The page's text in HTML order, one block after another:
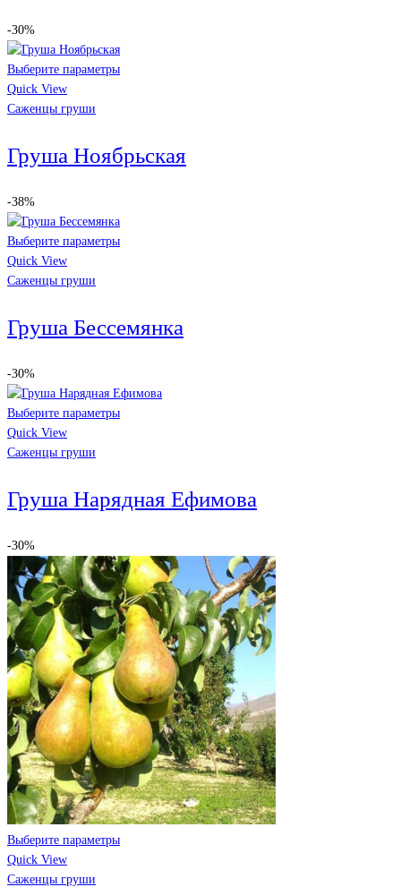
-30%
Выберите параметры
Quick View
Саженцы груши
Груша Ноябрьская
-38%
Выберите параметры
Quick View
Саженцы груши
Груша Бессемянка
-30%
Выберите параметры
Quick View
Саженцы груши
Груша Нарядная Ефимова
-30%
Выберите параметры
Quick View
Саженцы груши